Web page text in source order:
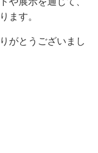
ます。
がとうございまし